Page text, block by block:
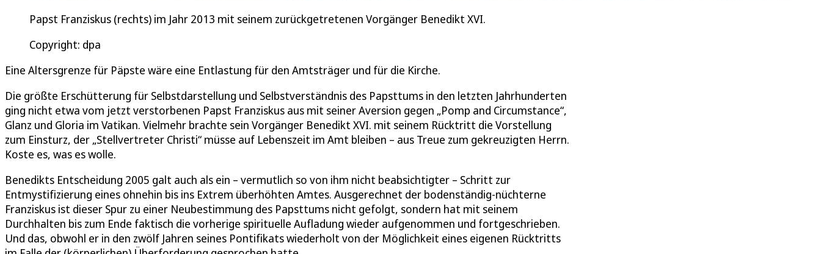
Papst Franziskus (rechts) im Jahr 2013 mit seinem zurückgetretenen Vorgänger Benedikt XVI.
Copyright: dpa
Eine Altersgrenze für Päpste wäre eine Entlastung für den Amtsträger und für die Kirche.
Die größte Erschütterung für Selbstdarstellung und Selbstverständnis des Papsttums in den letzten Jahrhunderten
ging nicht etwa vom jetzt verstorbenen Papst Franziskus aus mit seiner Aversion gegen „Pomp and Circumstance“,
Glanz und Gloria im Vatikan. Vielmehr brachte sein Vorgänger Benedikt XVI. mit seinem Rücktritt die Vorstellung
zum Einsturz, der „Stellvertreter Christi“ müsse auf Lebenszeit im Amt bleiben – aus Treue zum gekreuzigten Herrn.
Koste es, was es wolle.
Benedikts Entscheidung 2005 galt auch als ein – vermutlich so von ihm nicht beabsichtigter – Schritt zur
Entmystifizierung eines ohnehin bis ins Extrem überhöhten Amtes. Ausgerechnet der bodenständig-nüchterne
Franziskus ist dieser Spur zu einer Neubestimmung des Papsttums nicht gefolgt, sondern hat mit seinem
Durchhalten bis zum Ende faktisch die vorherige spirituelle Aufladung wieder aufgenommen und fortgeschrieben.
Und das, obwohl er in den zwölf Jahren seines Pontifikats wiederholt von der Möglichkeit eines eigenen Rücktritts